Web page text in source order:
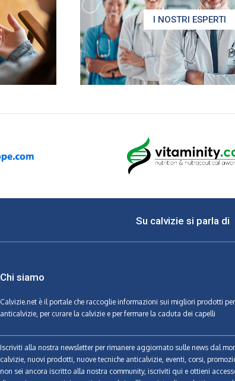
I NOSTRI ESPERTI
Su calvizie si parla di
Chi siamo
Calvizie.netè il portale che raccoglie informazioni sui migliori prodotti
anticalvizie, per curare la calvizie e per fermare la caduta dei capelli
Iscriviti alla nostra newsletter per rimanere aggiornato sulle news dal
calvizie, nuovi prodotti, nuove tecniche anticalvizie, eventi, corsi,
non sei ancora iscritto alla nostra community, iscriviti qui e ottieni